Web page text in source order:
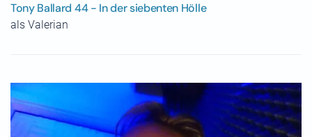
Tony Ballard 44 - In der siebenten Hölle
als Valerian